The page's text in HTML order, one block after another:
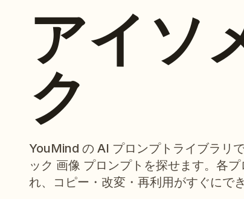
アイソ
ク
YouMind の AI プロンプトライブラリ
ック 画像 プロンプトを探せます。各
れ、コピー・改変・再利用がすぐにでき